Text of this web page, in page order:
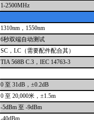
1-2500MHz
1310nm，1550nm
6秒双端自动测试
SC，LC（需要配件配合其）
TIA 568B C.3，IEC 14763-3
0 至 31dB，±0.2dB
0 至 20,000米，±1.5m
-5dBm 至 -9dBm
-40dBm